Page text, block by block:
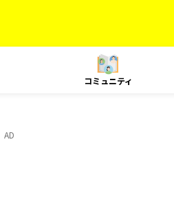
コミュニティ
AD